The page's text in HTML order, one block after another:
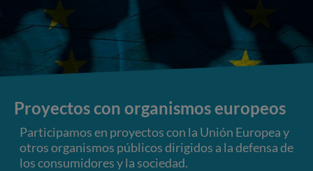
Proyectos con organismos europeos
Participamos en proyectos con la Unión Europea y
otros organismos públicos dirigidos a la defensa de
los consumidores y la sociedad.